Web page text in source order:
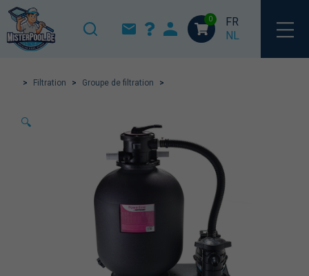
0
FR
NL
> Filtration > Groupe de filtration >
🔍